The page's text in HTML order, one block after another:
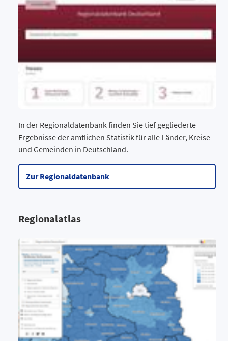
In der Regionaldatenbank finden Sie tief gegliederte
Ergebnisse der amtlichen Statistik für alle Länder, Kreise
und Gemeinden in Deutschland.
Zur Regionaldatenbank
Regionalatlas